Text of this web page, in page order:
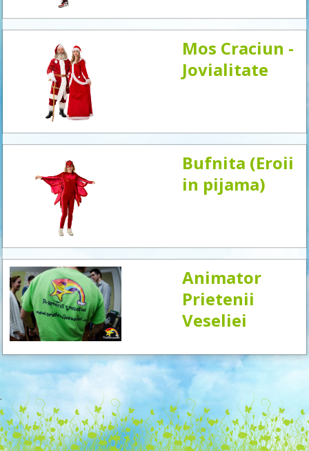
Mos Craciun -
Jovialitate
Bufnita (Eroii
in pijama)
Animator
Prietenii
Veseliei